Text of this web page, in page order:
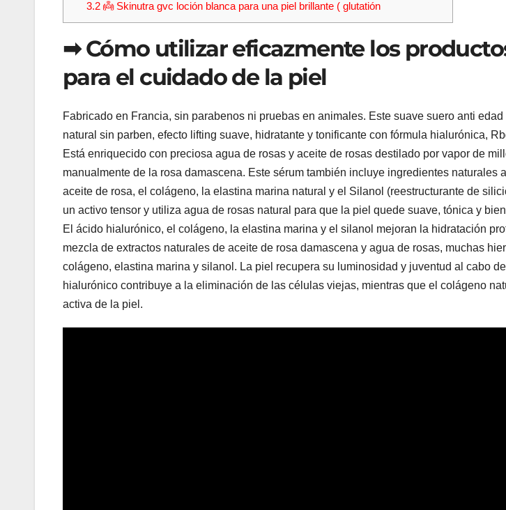
3.2👼 Skinutra gvc loción blanca para una piel brillante ( glutatión
➡ Cómo utilizar eficazmente los
para el cuidado de la piel
Fabricado en Francia, sin parabenos ni pruebas en animales. Este suave suero anti
natural sin parben, efecto lifting suave, hidratante y tonificante con fórmula hialurónica,
Está enriquecido con preciosa agua de rosas y aceite de rosas destilado por vapor de
manualmente de la rosa damascena. Este sérum también incluye ingredientes naturales
aceite de rosa, el colágeno, la elastina marina natural y el Silanol (reestructurante de
un activo tensor y utiliza agua de rosas natural para que la piel quede suave, tónica y
El ácido hialurónico, el colágeno, la elastina marina y el silanol mejoran la hidratación
mezcla de extractos naturales de aceite de rosa damascena y agua de rosas, muchas
colágeno, elastina marina y silanol. La piel recupera su luminosidad y juventud al cabo
hialurónico contribuye a la eliminación de las células viejas, mientras que el colágeno
activa de la piel.